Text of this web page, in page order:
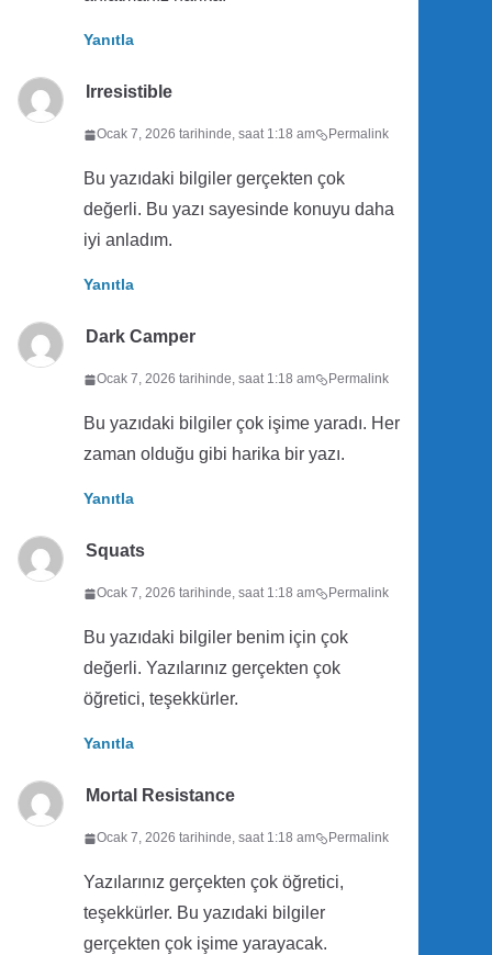
Yanıtla
Irresistible
Ocak 7, 2026 tarihinde, saat 1:18 am Permalink
Bu yazıdaki bilgiler gerçekten çok
değerli. Bu yazı sayesinde konuyu daha
iyi anladım.
Yanıtla
Dark Camper
Ocak 7, 2026 tarihinde, saat 1:18 am Permalink
Bu yazıdaki bilgiler çok işime yaradı. Her
zaman olduğu gibi harika bir yazı.
Yanıtla
Squats
Ocak 7, 2026 tarihinde, saat 1:18 am Permalink
Bu yazıdaki bilgiler benim için çok
değerli. Yazılarınız gerçekten çok
öğretici, teşekkürler.
Yanıtla
Mortal Resistance
Ocak 7, 2026 tarihinde, saat 1:18 am Permalink
Yazılarınız gerçekten çok öğretici,
teşekkürler. Bu yazıdaki bilgiler
gerçekten çok işime yarayacak.